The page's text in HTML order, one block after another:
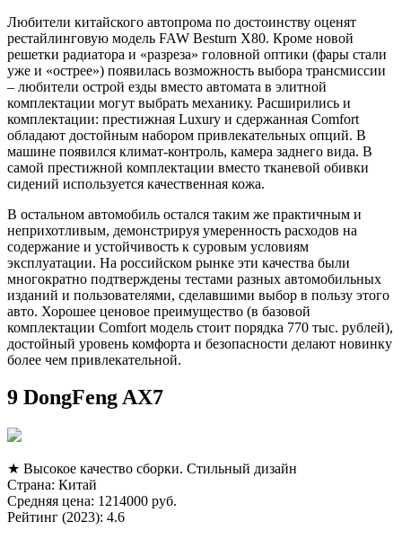
Любители китайского автопрома по достоинству оценят
рестайлинговую модель FAW Besturn X80. Кроме новой
решетки радиатора и «разреза» головной оптики (фары стали
уже и «острее») появилась возможность выбора трансмиссии
– любители острой езды вместо автомата в элитной
комплектации могут выбрать механику. Расширились и
комплектации: престижная Luxury и сдержанная Comfort
обладают достойным набором привлекательных опций. В
машине появился климат-контроль, камера заднего вида. В
самой престижной комплектации вместо тканевой обивки
сидений используется качественная кожа.
В остальном автомобиль остался таким же практичным и
неприхотливым, демонстрируя умеренность расходов на
содержание и устойчивость к суровым условиям
эксплуатации. На российском рынке эти качества были
многократно подтверждены тестами разных автомобильных
изданий и пользователями, сделавшими выбор в пользу этого
авто. Хорошее ценовое преимущество (в базовой
комплектации Comfort модель стоит порядка 770 тыс. рублей),
достойный уровень комфорта и безопасности делают новинку
более чем привлекательной.
9 DongFeng AX7
★ Высокое качество сборки. Стильный дизайн
Страна: Китай
Средняя цена: 1214000 руб.
Рейтинг (2023): 4.6